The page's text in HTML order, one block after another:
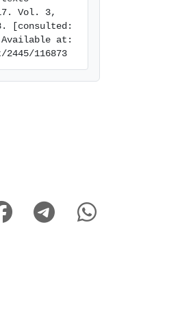
Vol. 3,
[consulted:
at:
116873